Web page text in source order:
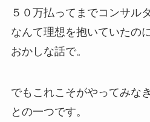
５０万払ってまでコンサル
なんて理想を抱いていたのに
おかしな話で。
でもこれこそがやってみな
との一つです。